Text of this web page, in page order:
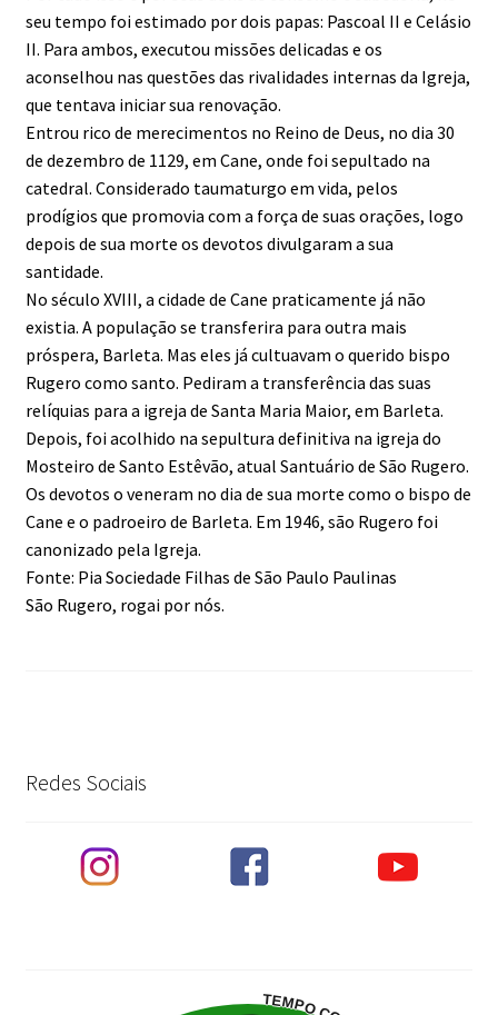
seu tempo foi estimado por dois papas: Pascoal II e Celásio
II. Para ambos, executou missões delicadas e os
aconselhou nas questões das rivalidades internas da Igreja,
que tentava iniciar sua renovação.
Entrou rico de merecimentos no Reino de Deus, no dia 30
de dezembro de 1129, em Cane, onde foi sepultado na
catedral. Considerado taumaturgo em vida, pelos
prodígios que promovia com a força de suas orações, logo
depois de sua morte os devotos divulgaram a sua
santidade.
No século XVIII, a cidade de Cane praticamente já não
existia. A população se transferira para outra mais
próspera, Barleta. Mas eles já cultuavam o querido bispo
Rugero como santo. Pediram a transferência das suas
relíquias para a igreja de Santa Maria Maior, em Barleta.
Depois, foi acolhido na sepultura definitiva na igreja do
Mosteiro de Santo Estêvão, atual Santuário de São Rugero.
Os devotos o veneram no dia de sua morte como o bispo de
Cane e o padroeiro de Barleta. Em 1946, são Rugero foi
canonizado pela Igreja.
Fonte: Pia Sociedade Filhas de São Paulo Paulinas
São Rugero, rogai por nós.
Redes Sociais